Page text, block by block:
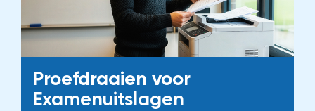
Proefdraaien voor
Examenuitslagen